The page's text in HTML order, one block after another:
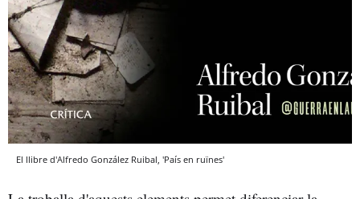
El llibre d'Alfredo González Ruibal, 'País en ruïnes'